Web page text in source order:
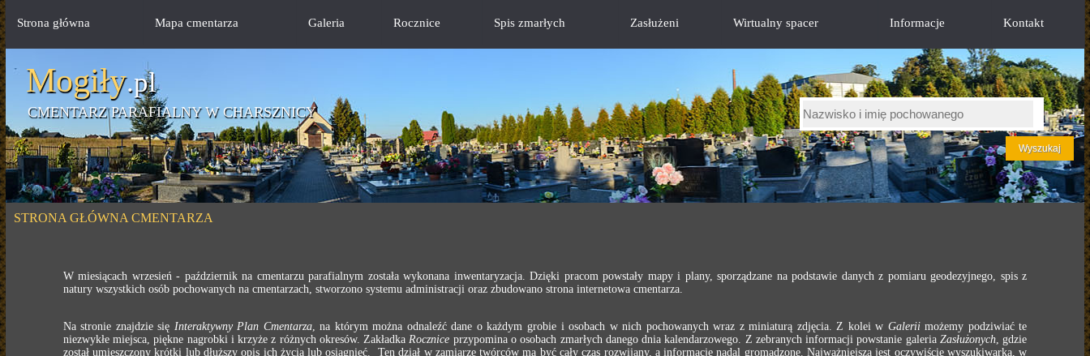
Mogiły.pl
CMENTARZ PARAFIALNY W CHARSZNICY
Strona główna Mapa cmentarza Galeria Rocznice Spis zmarłych Zasłużeni Wirtualny spacer Informacje Kontakt
STRONA GŁÓWNA CMENTARZA
W miesiącach wrzesień - październik na cmentarzu parafialnym została wykonana inwentaryzacja. Dzięki pracom powstały mapy i plany, sporządzane na podstawie danych z pomiaru geodezyjnego, spis z
natury wszystkich osób pochowanych na cmentarzach, stworzono systemu administracji oraz zbudowano strona internetowa cmentarza.
Na stronie znajdzie się Interaktywny Plan Cmentarza, na którym można odnaleźć dane o każdym grobie i osobach w nich pochowanych wraz z miniaturą zdjęcia. Z kolei w Galeriimożemy podziwiać te
niezwykłe miejsca, piękne nagrobki i krzyże z różnych okresów. ZakładkaRocznice przypomina o osobach zmarłych danego dnia kalendarzowego. Z zebranych informacji powstanie galeria Zasłużonych, gdzie
został umieszczony krótki lub dłuższy opis ich życia lub osiągnięć. Ten dział w zamiarze twórców ma być cały czas rozwijany, a informacje nadal gromadzone. Najważniejsza jest oczywiście wyszukiwarka, w